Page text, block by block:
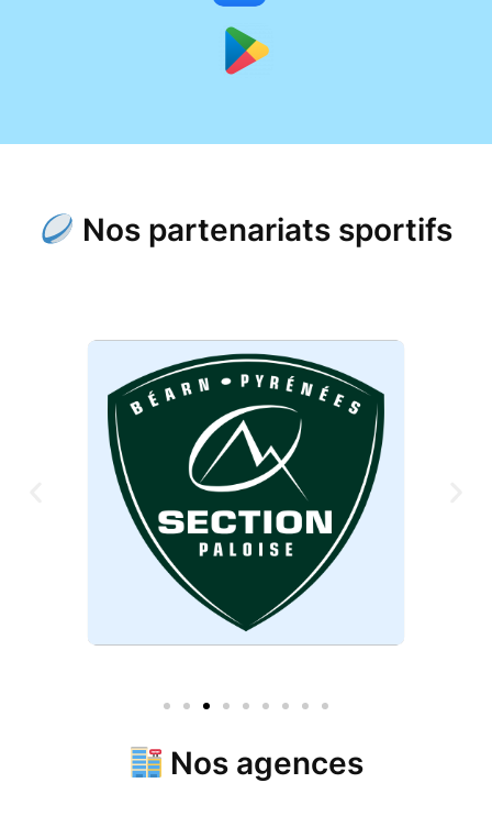
Nos partenariats sportifs
Nos agences